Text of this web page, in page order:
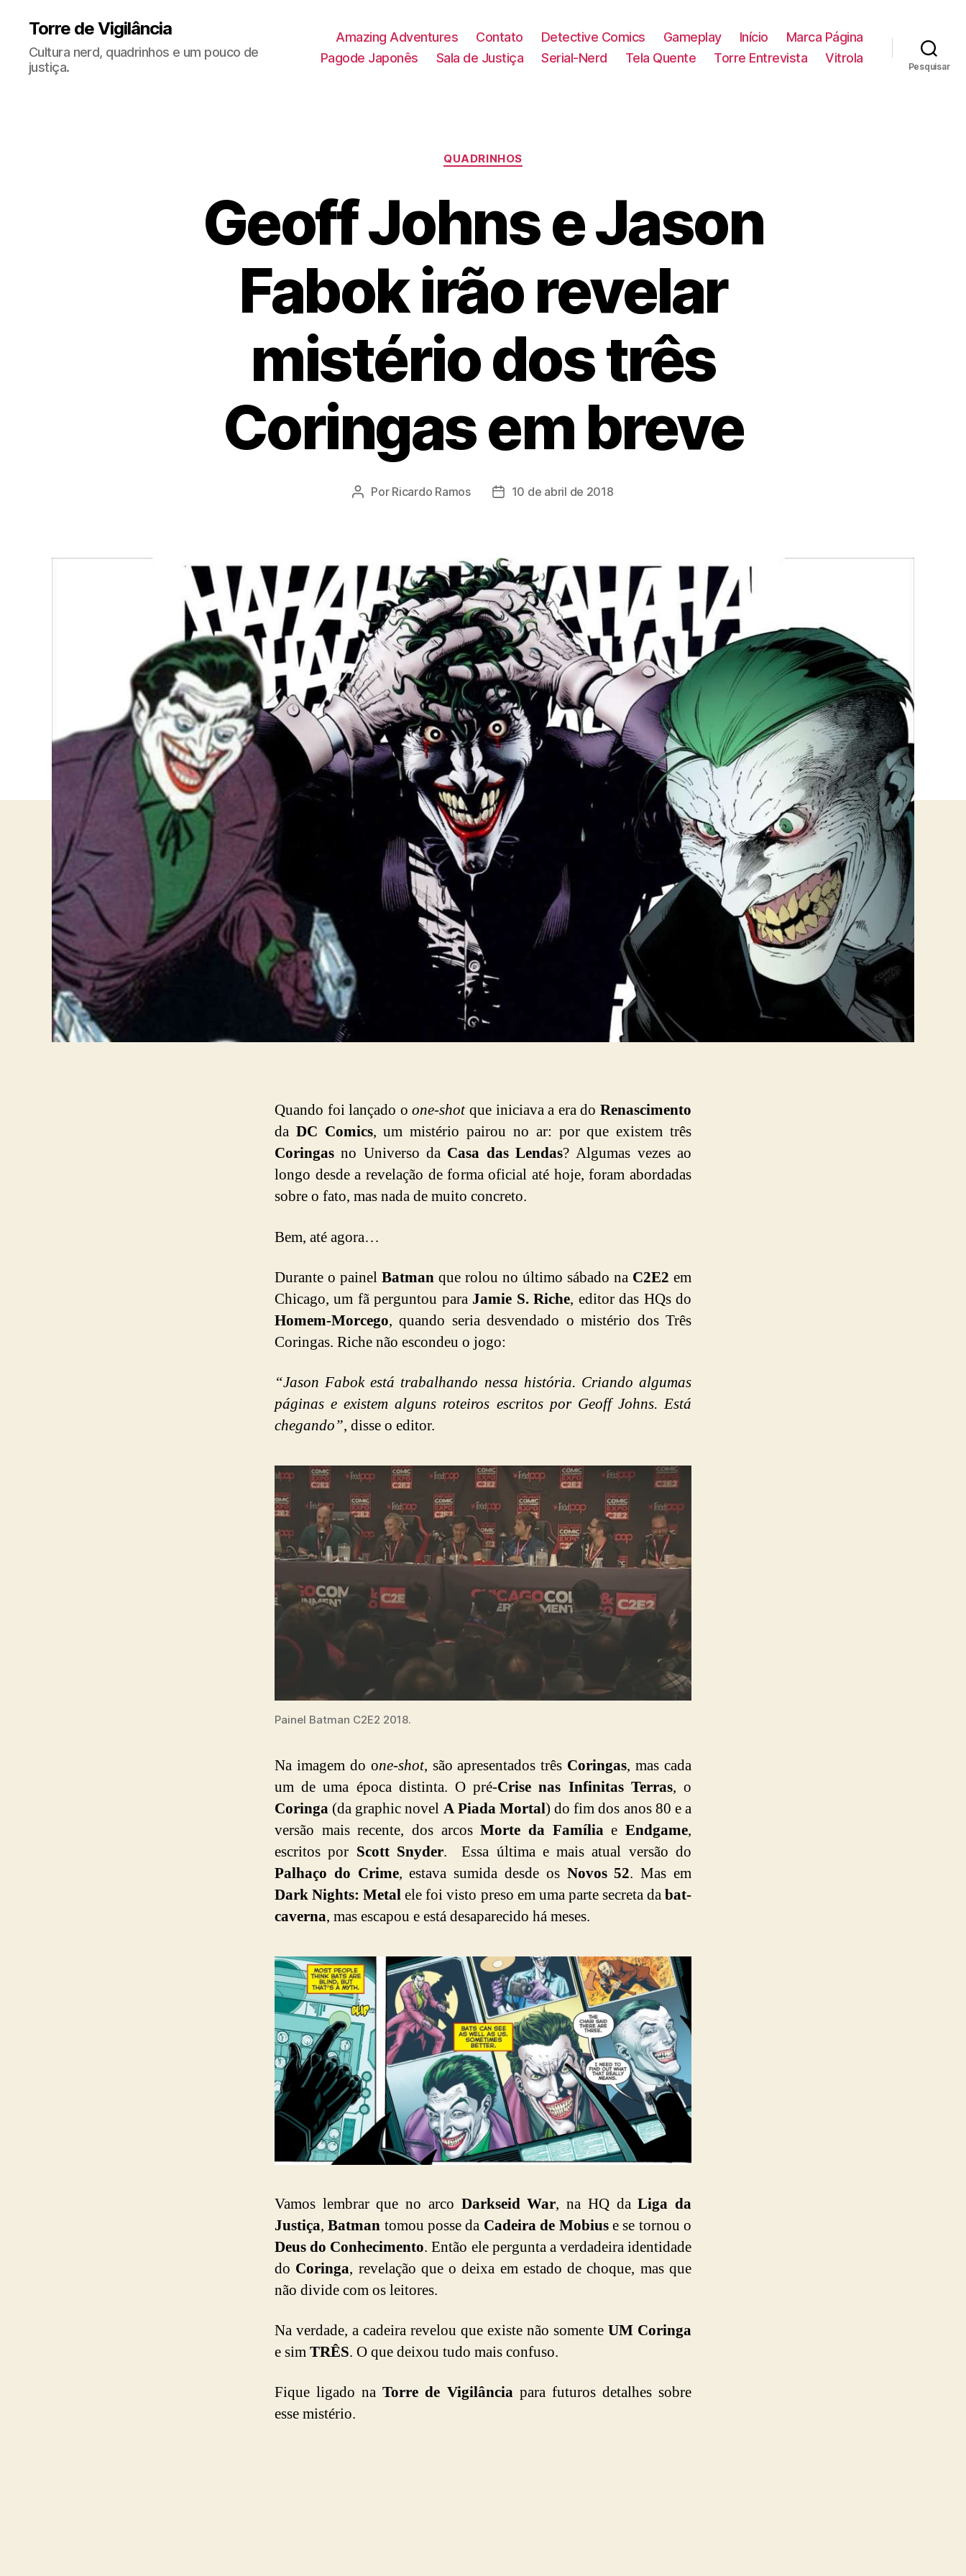
Torre de Vigilância
Cultura nerd, quadrinhos e um pouco de
justiça.
Amazing Adventures Contato Detective Comics Gameplay Início
Marca Página
Pagode Japonês
Sala de Justiça Serial-Nerd Tela Quente Torre Entrevista Vitrola
Pesquisar
Categorias
QUADRINHOS
Geoff Johns e Jason
Fabok irão revelar
mistério dos três
Coringas em breve
Autor
Por Ricardo Ramos
Data10 de abril de 2018
Quando foi lançado oone-shotque iniciava a era doRenascimento
da DC Comics, um mistério pairou no ar: por que existem três
Coringas no Universo da Casa das Lendas? Algumas vezes ao
longo desde a revelação de forma oficial até hoje, foram abordadas
sobre o fato, mas nada de muito concreto.
Bem, até agora…
Durante o painel Batman que rolou no último sábado na C2E2 em
Chicago, um fã perguntou para Jamie S. Riche, editor das HQs do
Homem-Morcego, quando seria desvendado o mistério dos Três
Coringas. Riche não escondeu o jogo:
“Jason Fabok está trabalhando nessa história. Criando algumas
páginas e existem alguns roteiros escritos por Geoff Johns. Está
chegando”, disse o editor.
Painel Batman C2E2 2018.
Na imagem do one-shot, são apresentados três Coringas, mas cada
um de uma época distinta. O pré-Crise nas Infinitas Terras, o
Coringa (da graphic novel A Piada Mortal) do fim dos anos 80 e a
versão mais recente, dos arcosMorte da FamíliaeEndgame,
escritos por Scott Snyder. Essa última e mais atual versão do
Palhaço do Crime, estava sumida desde os Novos 52. Mas em
Dark Nights: Metalele foi visto preso em uma parte secreta dabat-
caverna, mas escapou e está desaparecido há meses.
Vamos lembrar que no arco Darkseid War, na HQ daLiga da
Justiça,Batman tomou posse da Cadeira de Mobiuse se tornou o
Deus do Conhecimento. Então ele pergunta a verdadeira identidade
do Coringa, revelação que o deixa em estado de choque, mas que
não divide com os leitores.
Na verdade, a cadeira revelou que existe não somente UM Coringa
e simTRÊS. O que deixou tudo mais confuso.
Fique ligado naTorre de Vigilânciapara futuros detalhes sobre
esse mistério.